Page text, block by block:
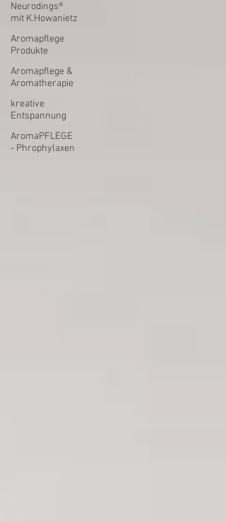
Neurodings®
mit K.Howanietz
Aromapflege
Produkte
Aromapflege &
Aromatherapie
kreative
Entspannung
AromaPFLEGE
- Phrophylaxen